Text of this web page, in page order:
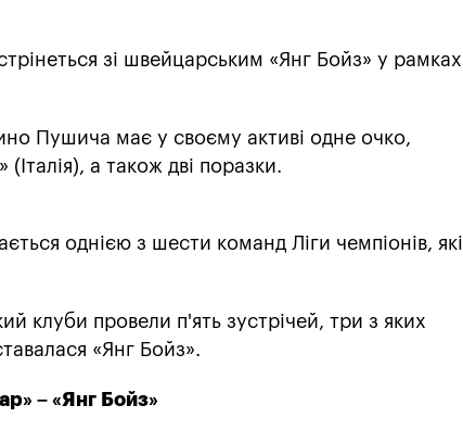
зі швейцарським «Янг Бойз» у рамках
Пушича має у своєму активі одне очко,
а також дві поразки.
однією з шести команд Ліги чемпіонів, які
клуби провели п'ять зустрічей, три з яких
«Янг Бойз».
– «Янг Бойз»